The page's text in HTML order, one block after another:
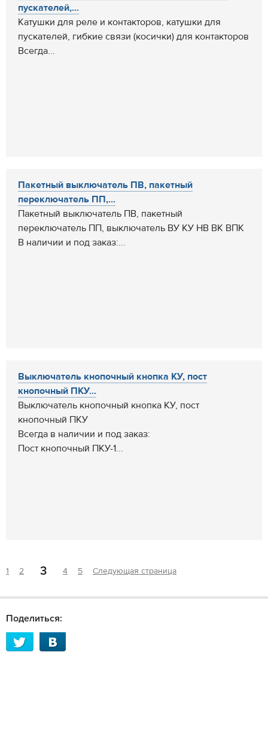
пускателей,...
Катушки для реле и контакторов, катушки для
пускателей, гибкие связи (косички) для контакторов
Всегда...
Пакетный выключатель ПВ, пакетный
переключатель ПП,...
Пакетный выключатель ПВ, пакетный
переключатель ПП, выключатель ВУ КУ НВ ВК ВПК
В наличии и под заказ:...
Выключатель кнопочный кнопка КУ, пост
кнопочный ПКУ...
Выключатель кнопочный кнопка КУ, пост
кнопочный ПКУ
Всегда в наличии и под заказ:
Пост кнопочный ПКУ-1...
1 2 3 4 5 Следующая страница
Поделиться: